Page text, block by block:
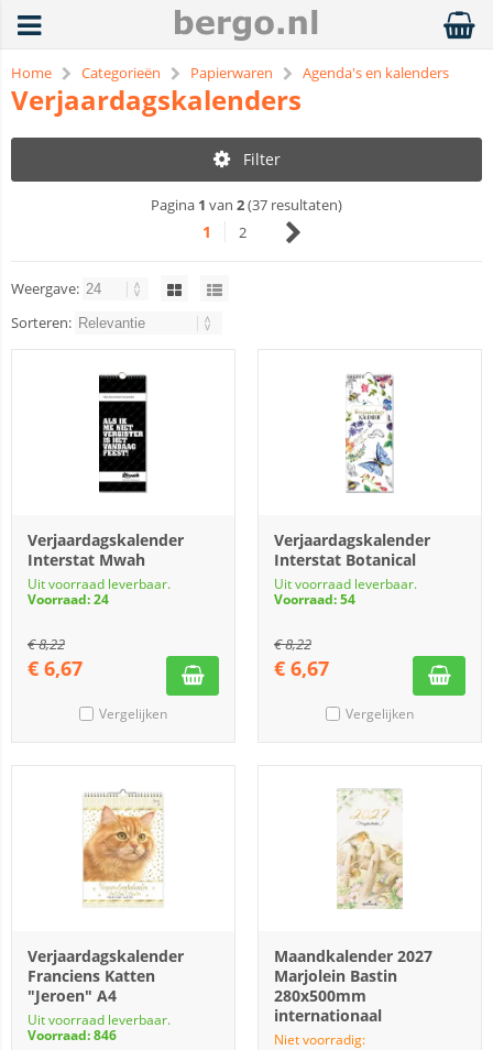
Home Categorieën Papierwaren Agenda's en kalenders
Verjaardagskalenders
Filter
Pagina 1 van 2(37 resultaten)
1 2
Weergave:
Sorteren:
Verjaardagskalender
Interstat Mwah
Uit voorraad leverbaar.
Voorraad: 24
€8,22
€ 6,67
Vergelijken
Verjaardagskalender
Interstat Botanical
Uit voorraad leverbaar.
Voorraad: 54
€8,22
€ 6,67
Vergelijken
Verjaardagskalender
Franciens Katten
"Jeroen" A4
Uit voorraad leverbaar.
Voorraad: 846
Maandkalender 2027
Marjolein Bastin
280x500mm
internationaal
Niet voorradig: